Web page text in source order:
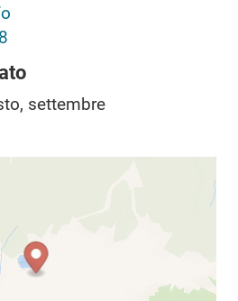
settembre